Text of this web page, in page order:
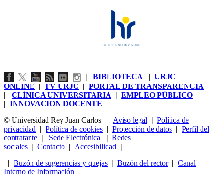
| BIBLIOTECA | URJC
ONLINE | TV URJC | PORTAL DE TRANSPARENCIA
| CLÍNICA UNIVERSITARIA | EMPLEO PÚBLICO
| INNOVACIÓN DOCENTE
© Universidad Rey Juan Carlos
| Aviso legal | Política de
privacidad | Política de cookies | Protección de datos | Perfil del
contratante | Sede Electrónica | Redes
sociales | Contacto | Accesibilidad |
| Buzón de sugerencias y quejas | Buzón del rector| Canal
Interno de Información